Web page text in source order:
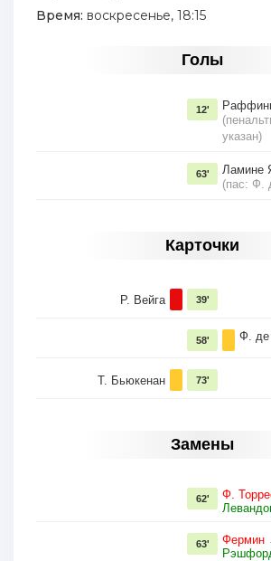
Время: воскресенье, 18:15
Голы
указан)
12'
Ламине
(пас: Ф.
63'
Карточки
Р. Вейга 39'
Ф. де
58'
Т. Бьюкенан 73'
Замены
Ф.
62'
Фермин
63'